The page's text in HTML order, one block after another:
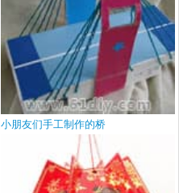
小朋友们手工制作的桥